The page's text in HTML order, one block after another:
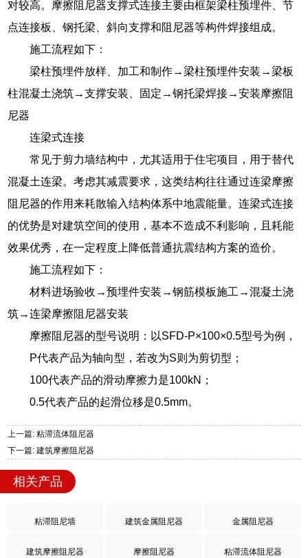
对较高。摩擦阻尼器支撑式连接主要由框架梁柱预埋件、节
点连接板、钢托梁、斜向支撑和阻尼器等构件焊接组成。
施工流程如下：
梁柱预埋件放样、加工和制作→梁柱预埋件安装→梁板
柱混凝土浇筑→支撑安装、固定→钢托梁焊接→安装摩擦阻
尼器
连梁式连接
常见于剪力墙结构中，尤其适用于住宅项目，用于替代
混凝土连梁。考虑其减震要求，这类结构往往通过连梁摩擦
阻尼器的作用来耗散输入结构体系中地震能量。连梁式连接
的优势是对建筑空间的使用，基本不造成不利影响，且耗能
效果优秀，在一定程度上降低普通抗震结构方案的造价。
施工流程如下：
材料进场验收→预埋件安装→钢筋模板施工→混凝土浇
筑→连梁摩擦阻尼器安装
摩擦阻尼器的型号说明：以SFD-P×100×0.5型号为例，
P代表产品为轴向型，若改为S则为剪切型；
100代表产品的滑动摩擦力是100kN；
0.5代表产品的起滑位移是0.5mm。
上一篇: 粘滞流体阻尼器
下一篇: 建筑摩擦阻尼器
相关产品
粘滞阻尼墙 建筑金属阻尼器 金属阻尼器
建筑摩擦阻尼器 摩擦阻尼器 粘滞流体阻尼器